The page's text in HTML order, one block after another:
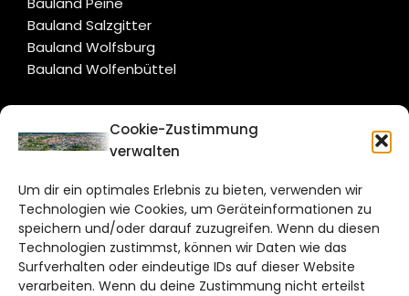
Cookie-Zustimmung
verwalten
Um dir ein optimales Erlebnis zu bieten, verwenden wir
Technologien wie Cookies, um Geräteinformationen zu
speichern und/oder darauf zuzugreifen. Wenn du diesen
Technologien zustimmst, können wir Daten wie das
Surfverhalten oder eindeutige IDs auf dieser Website
verarbeiten. Wenn du deine Zustimmung nicht erteilst
Bauland Salzgitter
Bauland Wolfsburg
Bauland Wolfenbüttel
CITYLIFE!
Bruchtorwall 12
38100 Braunschweig
Telefon: 0531 387220 – 65